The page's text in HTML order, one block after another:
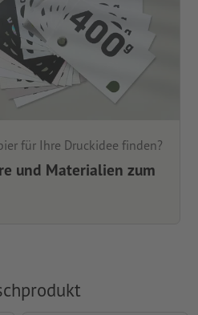
für Ihre Druckidee finden?
und Materialien zum